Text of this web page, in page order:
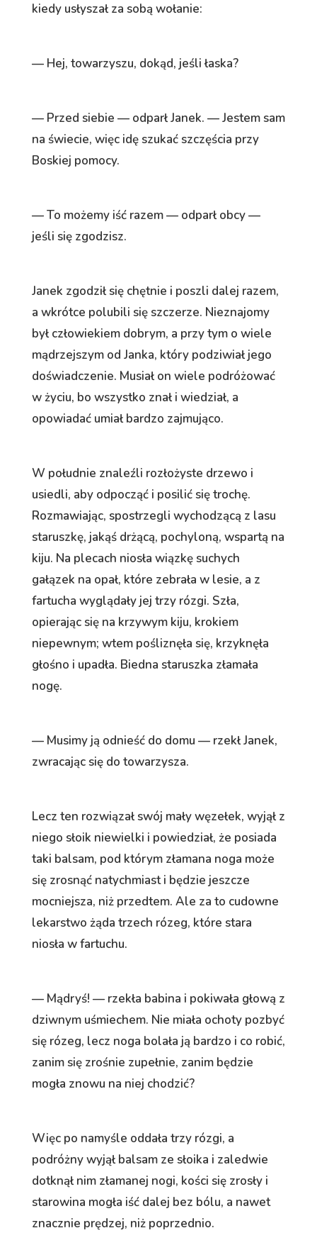
kiedy usłyszał za sobą wołanie:
— Hej, towarzyszu, dokąd, jeśli łaska?
— Przed siebie — odparł Janek. — Jestem sam
na świecie, więc idę szukać szczęścia przy
Boskiej pomocy.
— To możemy iść razem — odparł obcy —
jeśli się zgodzisz.
Janek zgodził się chętnie i poszli dalej razem,
a wkrótce polubili się szczerze. Nieznajomy
był człowiekiem dobrym, a przy tym o wiele
mądrzejszym od Janka, który podziwiał jego
doświadczenie. Musiał on wiele podróżować
w życiu, bo wszystko znał i wiedział, a
opowiadać umiał bardzo zajmująco.
W południe znaleźli rozłożyste drzewo i
usiedli, aby odpocząć i posilić się trochę.
Rozmawiając, spostrzegli wychodzącą z lasu
staruszkę, jakąś drżącą, pochyloną, wspartą na
kiju. Na plecach niosła wiązkę suchych
gałązek na opał, które zebrała w lesie, a z
fartucha wyglądały jej trzy rózgi. Szła,
opierając się na krzywym kiju, krokiem
niepewnym; wtem pośliznęła się, krzyknęła
głośno i upadła. Biedna staruszka złamała
nogę.
— Musimy ją odnieść do domu — rzekł Janek,
zwracając się do towarzysza.
Lecz ten rozwiązał swój mały węzełek, wyjął z
niego słoik niewielki i powiedział, że posiada
taki balsam, pod którym złamana noga może
się zrosnąć natychmiast i będzie jeszcze
mocniejsza, niż przedtem. Ale za to cudowne
lekarstwo żąda trzech rózeg, które stara
niosła w fartuchu.
— Mądryś! — rzekła babina i pokiwała głową z
dziwnym uśmiechem. Nie miała ochoty pozbyć
się rózeg, lecz noga bolała ją bardzo i co robić,
zanim się zrośnie zupełnie, zanim będzie
mogła znowu na niej chodzić?
Więc po namyśle oddała trzy rózgi, a
podróżny wyjął balsam ze słoika i zaledwie
dotknął nim złamanej nogi, kości się zrosły i
starowina mogła iść dalej bez bólu, a nawet
znacznie prędzej, niż poprzednio.